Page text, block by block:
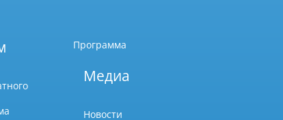
Программа
Медиа
Новости